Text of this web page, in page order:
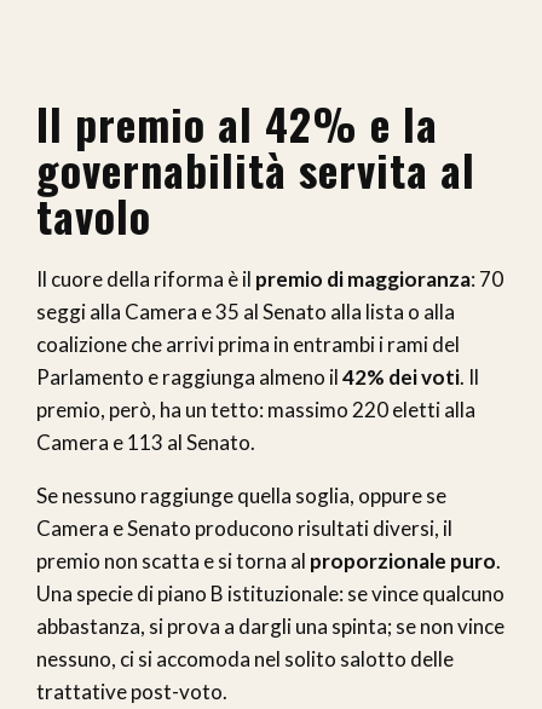
Il premio al 42% e la
governabilità servita al
tavolo
Il cuore della riforma è il premio di maggioranza: 70
seggi alla Camera e 35 al Senato alla lista o alla
coalizione che arrivi prima in entrambi i rami del
Parlamento e raggiunga almeno il42% dei voti. Il
premio, però, ha un tetto: massimo 220 eletti alla
Camera e 113 al Senato.
Se nessuno raggiunge quella soglia, oppure se
Camera e Senato producono risultati diversi, il
premio non scatta e si torna al proporzionale puro.
Una specie di piano B istituzionale: se vince qualcuno
abbastanza, si prova a dargli una spinta; se non vince
nessuno, ci si accomoda nel solito salotto delle
trattative post-voto.